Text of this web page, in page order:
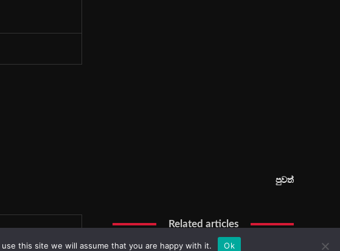
this site we will assume that you are happy with it. Ok